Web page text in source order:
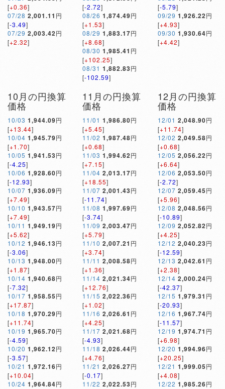
[+0.36]
07/28 2,001.11 円
[-3.49]
07/29 2,003.42円
[+2.32]
[-2.72]
08/26 1,874.49円
[+1.53]
08/29 1,883.17円
[+8.68]
08/30 1,985.41 円
[+102.25]
08/31 1,882.83円
[-102.59]
[-5.79]
09/29 1,926.22円
[+4.93]
09/30 1,930.64円
[+4.42]
10月の円換算
価格
10/03 1,944.09円
[+13.44]
10/04 1,945.79円
[+1.70]
10/05 1,941.53円
[-4.25]
10/06 1,928.60円
[-12.93]
10/07 1,936.09円
[+7.49]
10/10 1,943.57円
[+7.49]
10/11 1,949.19円
[+5.62]
10/12 1,946.13円
[-3.06]
10/13 1,948.00円
[+1.87]
10/14 1,940.68円
[-7.32]
10/17 1,958.55円
[+17.87]
10/18 1,970.29円
[+11.74]
10/19 1,965.70円
[-4.59]
10/20 1,962.12円
[-3.57]
10/21 1,972.16円
[+10.04]
10/24 1,964.84円
11月の円換算
価格
11/01 1,986.80円
[+5.45]
11/02 1,987.48円
[+0.68]
11/03 1,994.62円
[+7.15]
11/04 2,013.17円
[+18.55]
11/07 2,001.43円
[-11.74]
11/08 1,997.69円
[-3.74]
11/09 2,003.47円
[+5.79]
11/10 2,007.21 円
[+3.74]
11/11 2,008.58円
[+1.36]
11/14 2,021.34円
[+12.76]
11/15 2,022.36円
[+1.02]
11/16 2,026.61 円
[+4.25]
11/17 2,021.68円
[-4.93]
11/18 2,026.44円
[+4.76]
11/21 2,026.27円
[-0.17]
11/22 2,022.53円
12月の円換算
価格
12/01 2,048.90円
[+11.74]
12/02 2,049.58円
[+0.68]
12/05 2,056.22円
[+6.64]
12/06 2,053.50円
[-2.72]
12/07 2,059.45円
[+5.96]
12/08 2,048.56円
[-10.89]
12/09 2,052.82円
[+4.25]
12/12 2,040.23円
[-12.59]
12/13 2,042.61 円
[+2.38]
12/14 2,000.24円
[-42.37]
12/15 1,979.31 円
[-20.93]
12/16 1,967.74円
[-11.57]
12/19 1,974.71 円
[+6.98]
12/20 1,994.96円
[+20.25]
12/21 1,999.05円
[+4.08]
12/22 1,985.26円